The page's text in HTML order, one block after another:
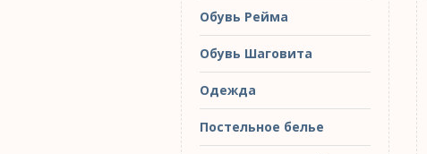
Обувь Рейма
Обувь Шаговита
Одежда
Постельное белье